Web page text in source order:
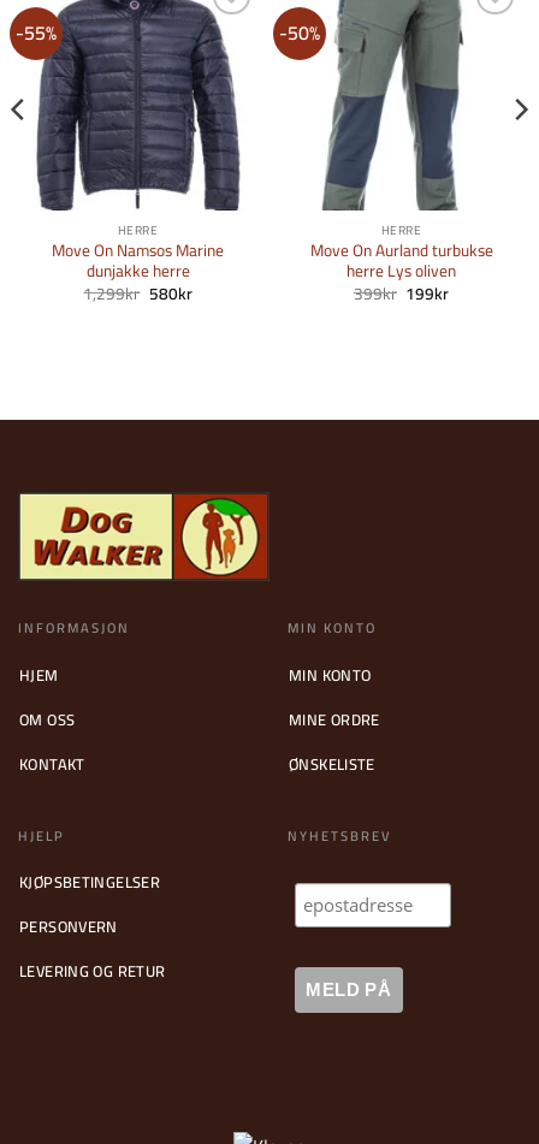
-55% Legg i
Ønskeliste
HERRE
Move On Namsos Marine
dunjakke herre
1,299kr Opprinnelig
pris
580krNåværende
-50% Legg i
Ønskeliste
HERRE
Move On Aurland turbukse
herre Lys oliven
399kr Opprinnelig
pris
199krNåværende
INFORMASJON
HJEM
OM OSS
KONTAKT
MIN KONTO
MIN KONTO
MINE ORDRE
ØNSKELISTE
HJELP
KJØPSBETINGELSER
PERSONVERN
LEVERING OG RETUR
NYHETSBREV